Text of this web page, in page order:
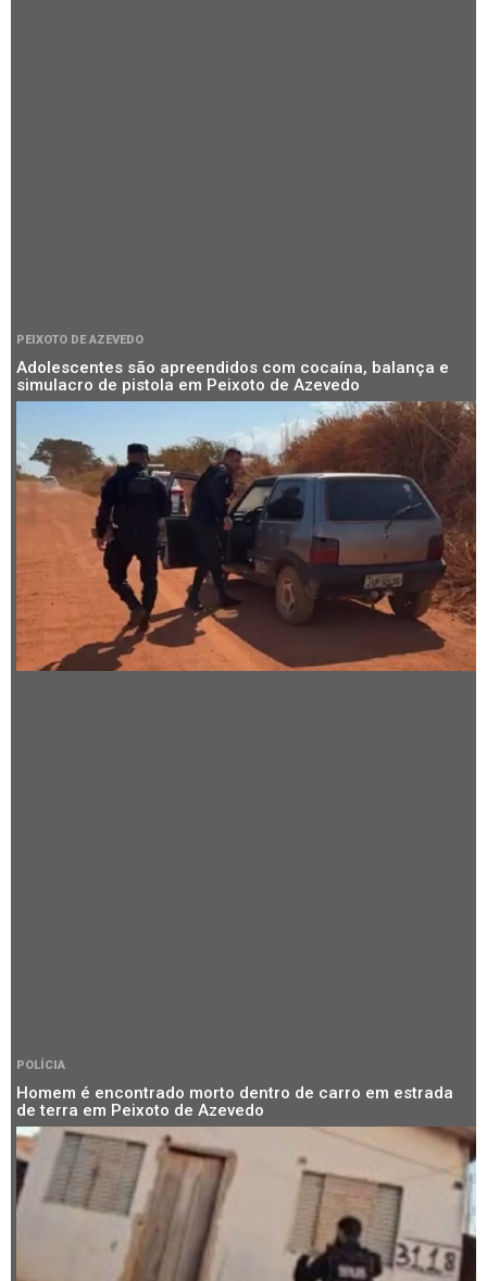
PEIXOTO DE AZEVEDO
Adolescentes são apreendidos com cocaína, balança e
simulacro de pistola em Peixoto de Azevedo
POLÍCIA
Homem é encontrado morto dentro de carro em estrada
de terra em Peixoto de Azevedo